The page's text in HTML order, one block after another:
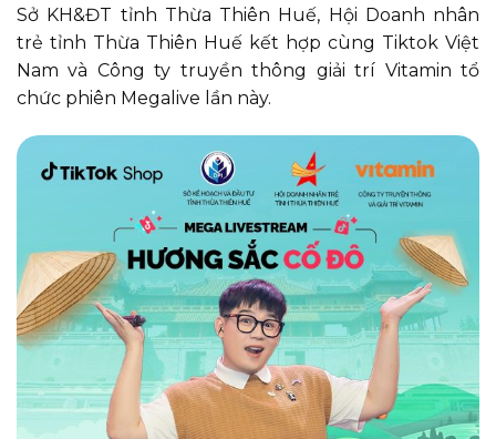
Sở KH&ĐT tỉnh Thừa Thiên Huế, Hội Doanh nhân
trẻ tỉnh Thừa Thiên Huế kết hợp cùng Tiktok Việt
Nam và Công ty truyền thông giải trí Vitamin tổ
chức phiên Megalive lần này.